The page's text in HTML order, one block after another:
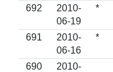
692
2010-
06-19
*
691
2010-
06-16
*
690
2010-